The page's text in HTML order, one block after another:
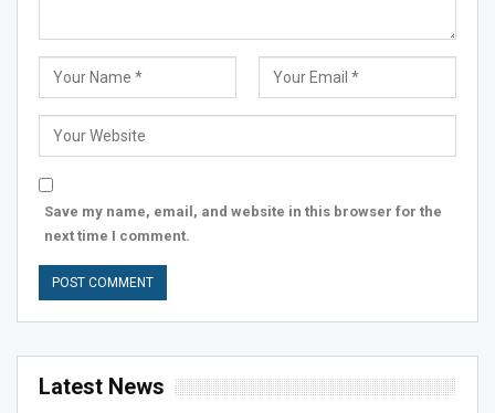
Save my name, email, and website in this browser for the
next time I comment.
Latest News